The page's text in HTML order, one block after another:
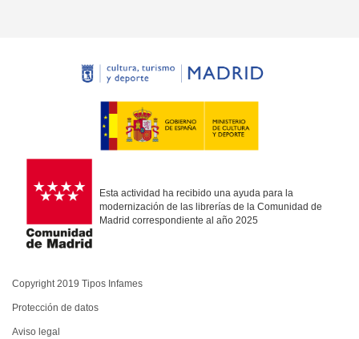
Esta actividad ha recibido una ayuda para la
modernización de las librerías de la Comunidad de
Madrid correspondiente al año 2025
Copyright 2019 Tipos Infames
Protección de datos
Aviso legal